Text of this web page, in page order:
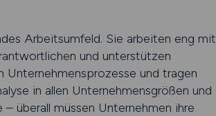
Arbeitsumfeld. Sie arbeiten eng mit
und unterstützen
Unternehmensprozesse und tragen
in allen Unternehmensgrößen und
überall müssen Unternehmen ihre